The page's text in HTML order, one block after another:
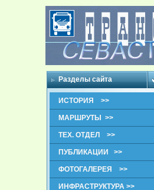
Разделы сайта
ИСТОРИЯ >>
МАРШРУТЫ >>
ТЕХ. ОТДЕЛ >>
ПУБЛИКАЦИИ >>
ФОТОГАЛЕРЕЯ >>
ИНФРАСТРУКТУРА >>